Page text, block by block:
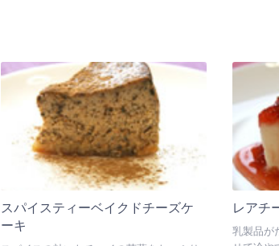
スパイスティーベイクドチーズケ
ーキ
レアチ
乳製品が